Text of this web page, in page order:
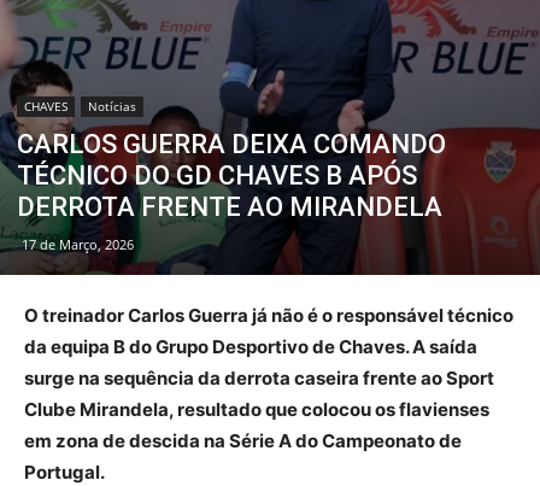
CHAVES Notícias
CARLOS GUERRA DEIXA COMANDO
TÉCNICO DO GD CHAVES B APÓS
DERROTA FRENTE AO MIRANDELA
17 de Março, 2026
O treinador Carlos Guerra já não é o responsável técnico
da equipa B do Grupo Desportivo de Chaves. A saída
surge na sequência da derrota caseira frente ao Sport
Clube Mirandela, resultado que colocou os flavienses
em zona de descida na Série A do Campeonato de
Portugal.